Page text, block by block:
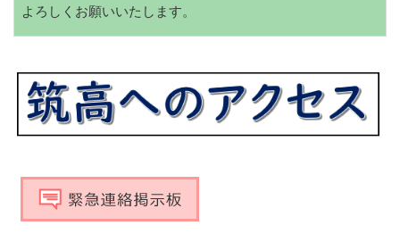
よろしくお願いいたします。